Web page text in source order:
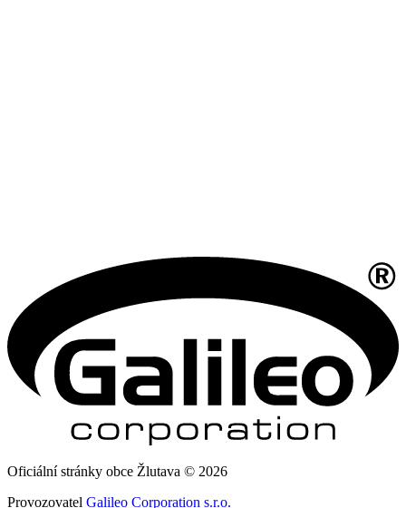
Oficiální stránky obce Žlutava © 2026
Provozovatel Galileo Corporation s.r.o.